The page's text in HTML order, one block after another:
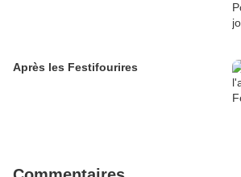
Après les Festifourires